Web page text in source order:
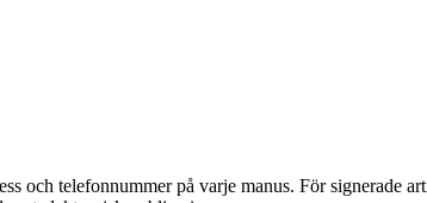
och telefonnummer på varje manus. För signerade